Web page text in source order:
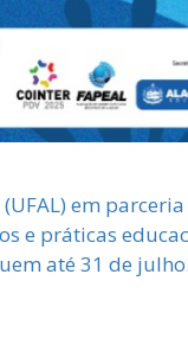
em
e práticas
até 31 de